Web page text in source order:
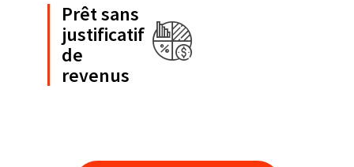
Prêt sans
justificatif
de
revenus